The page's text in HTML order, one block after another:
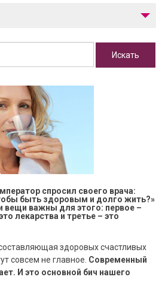
спросил своего врача:
быть здоровым и долго жить?»
вещи важны для этого: первое –
лекарства и третье – это
здоровых счастливых
совсем не главное. Современный
И это основной бич нашего